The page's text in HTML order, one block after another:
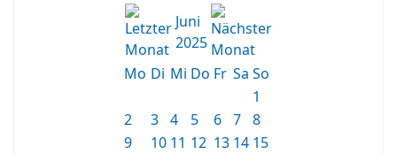
Juni
2025
Mo Di Mi Do Fr Sa So
1
2
3 4 5 6 7 8
9
10 11 12 13 14 15